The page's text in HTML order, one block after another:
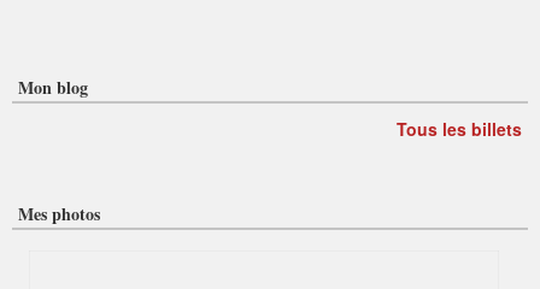
Mon blog
Tous les billets
Mes photos